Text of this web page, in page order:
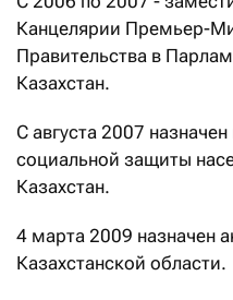
Канцелярии Премьер-
Правительства в
Казахстан.
С августа 2007
социальной защиты
Казахстан.
4 марта 2009 назначен
Казахстанской области.